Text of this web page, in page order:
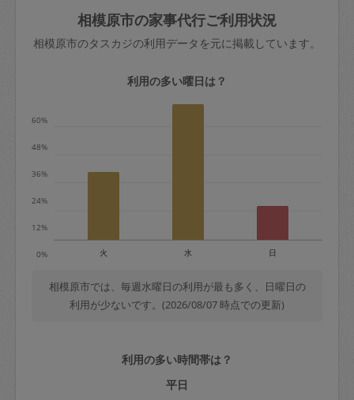
依頼者不在による当日キャンセル＝依頼
金額の100%＋交通費全額
※例：依頼日時／土曜日午前9時開始の場
金曜日9時～土曜日8時まで＝依頼金額の
＋交通費全額
依頼者不在による当日キャンセル＝依頼
金額の100%＋交通費全額
定期契約をキャンセルする場合、毎週定
期は月2回まで隔週定期は月1回までキャ
きた場合は損害保険の対象外となるので
ご注意ください。
玉、など
あわせてこちらも参照ください：初めて
はありますか？
相模原市の家事代行ご利用状況
相模原市のタスカジの利用データを元に掲載しています。
利用の多い曜日は？
0%
12%
24%
36%
48%
60%
火 水 日
相模原市では、毎週水曜日の利用が最も多く、日曜日の
利用が少ないです。(2026/08/07 時点での更新)
利用の多い時間帯は？
平日